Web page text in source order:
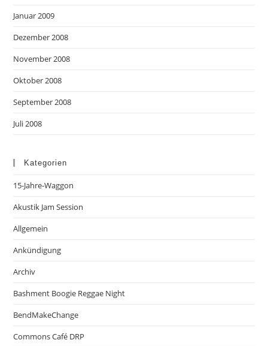
Januar 2009
Dezember 2008
November 2008
Oktober 2008
September 2008
Juli 2008
Kategorien
15-Jahre-Waggon
Akustik Jam Session
Allgemein
Ankündigung
Archiv
Bashment Boogie Reggae Night
BendMakeChange
Commons Café DRP